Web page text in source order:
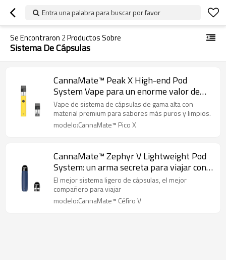
Entra una palabra para buscar por favor
Se Encontraron 2Productos Sobre
Sistema De Cápsulas
CannaMate™ Peak X High-end Pod
System Vape para un enorme valor de
mercado
Vape de sistema de cápsulas de gama alta con
material premium para sabores más puros y limpios.
modelo:CannaMate™ Pico X
CannaMate™ Zephyr V Lightweight Pod
System: un arma secreta para viajar con
vape
El mejor sistema ligero de cápsulas, el mejor
compañero para viajar
modelo:CannaMate™ Céfiro V